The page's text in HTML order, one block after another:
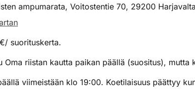
ampumarata, Voitostentie 70, 29200 Harjavalta
suorituskerta.
Oma riistan kautta paikan päällä (suositus), mutta
viimeistään klo 19:00. Koetilaisuus päättyy